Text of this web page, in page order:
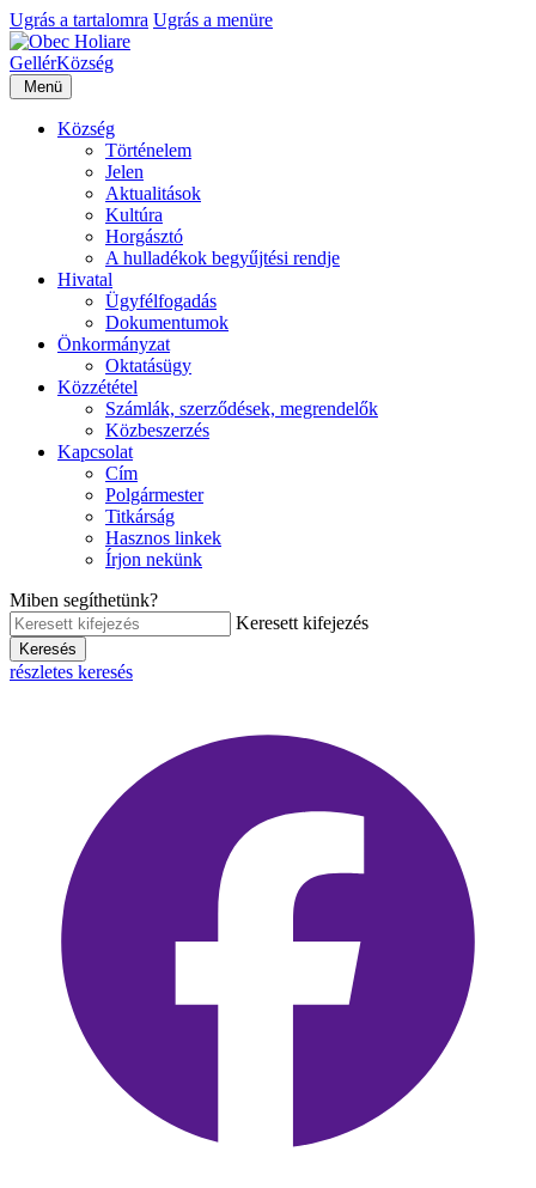
Ugrás a tartalomra Ugrás a menüre
GellérKözség
Menü
Község
Történelem
Jelen
Aktualitások
Kultúra
Horgásztó
A hulladékok begyűjtési rendje
Hivatal
Ügyfélfogadás
Dokumentumok
Önkormányzat
Oktatásügy
Közzététel
Számlák, szerződések, megrendelők
Közbeszerzés
Kapcsolat
Cím
Polgármester
Titkárság
Hasznos linkek
Írjon nekünk
Miben segíthetünk?
Keresett kifejezés
Keresés
részletes keresés